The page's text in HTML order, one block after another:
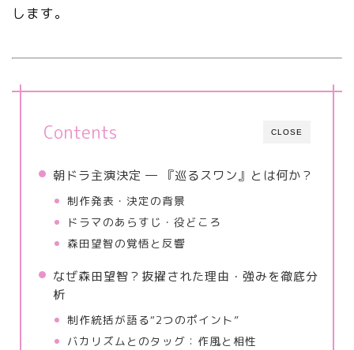
します。
CLOSE
Contents
朝ドラ主演決定 ― 『巡るスワン』とは何か？
制作発表・決定の背景
ドラマのあらすじ・役どころ
森田望智の覚悟と反響
なぜ森田望智？抜擢された理由・強みを徹底分
析
制作統括が語る“2つのポイント”
バカリズムとのタッグ：作風と相性